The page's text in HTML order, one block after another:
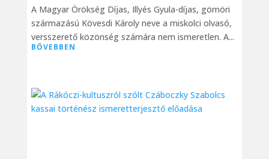
A Magyar Örökség Díjas, Illyés Gyula-díjas, gömöri
származású Kövesdi Károly neve a miskolci olvasó,
versszerető közönség számára nem ismeretlen. A...
BŐVEBBEN